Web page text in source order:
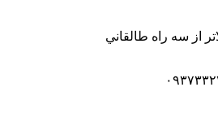
از سه راه طالقاني